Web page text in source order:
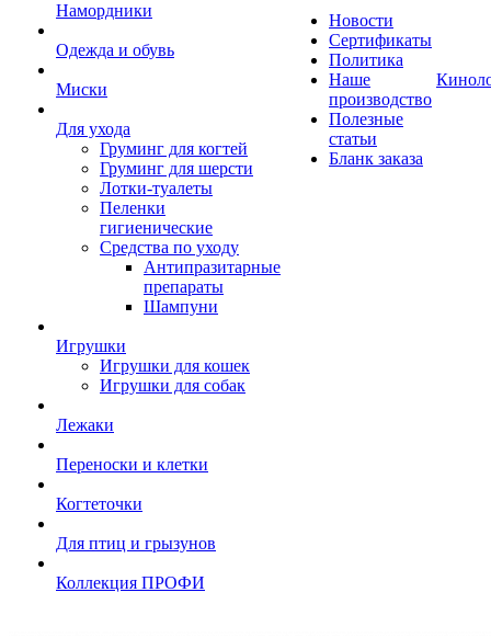
Намордники
Одежда и обувь
Миски
Для ухода
Груминг для когтей
Груминг для шерсти
Лотки-туалеты
Пеленки
гигиенические
Средства по уходу
Антипразитарные
препараты
Шампуни
Игрушки
Игрушки для кошек
Игрушки для собак
Лежаки
Переноски и клетки
Когтеточки
Для птиц и грызунов
Коллекция ПРОФИ
Новости
Сертификаты
Политика
Наше
производство
Полезные
статьи
Бланк заказа